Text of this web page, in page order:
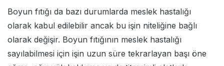
Boyun fıtığı da bazı durumlarda meslek hastalığı
olarak kabul edilebilir ancak bu işin niteliğine bağlı
olarak değişir. Boyun fıtığının meslek hastalığı
sayılabilmesi için işin uzun süre tekrarlayan başı öne